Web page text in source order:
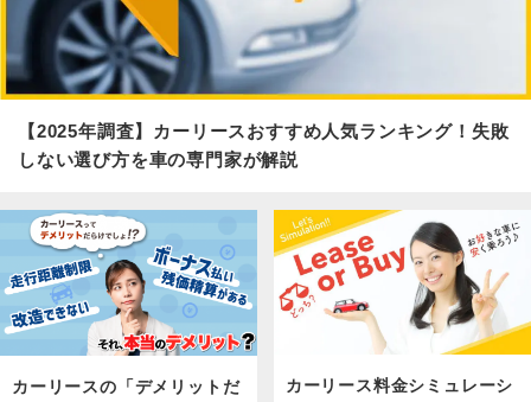
【2025年調査】カーリースおすすめ人気ランキング！失敗
しない選び方を車の専門家が解説
カーリースの「デメリットだ
カーリース料金シミュレーシ